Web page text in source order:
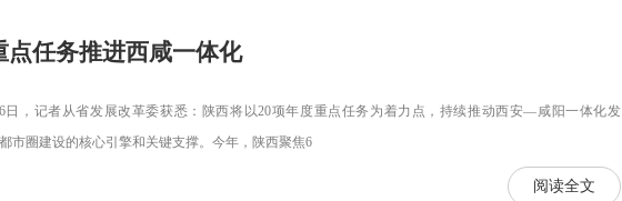
点任务推进西咸一体化
，记者从省发展改革委获悉：陕西将以20项年度重点任务为着力点，持续推动西安—咸阳一体化发
圈建设的核心引擎和关键支撑。今年，陕西聚焦6
阅读全文